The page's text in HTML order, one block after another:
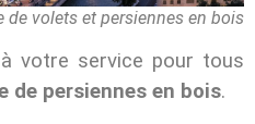
de volets et persiennes en bois
à votre service pour tous
de persiennes en bois.